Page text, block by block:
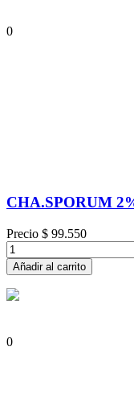
0
CHA.SPORUM
Precio $ 99.550
Añadir al carrito
0